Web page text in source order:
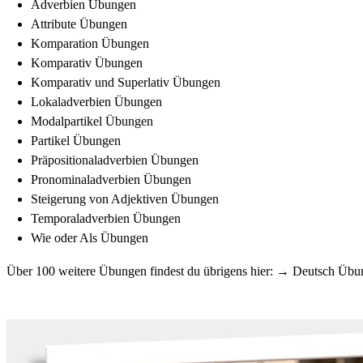
Adverbien Übungen
Attribute Übungen
Komparation Übungen
Komparativ Übungen
Komparativ und Superlativ Übungen
Lokaladverbien Übungen
Modalpartikel Übungen
Partikel Übungen
Präpositionaladverbien Übungen
Pronominaladverbien Übungen
Steigerung von Adjektiven Übungen
Temporaladverbien Übungen
Wie oder Als Übungen
Über 100 weitere Übungen findest du übrigens hier: → Deutsch